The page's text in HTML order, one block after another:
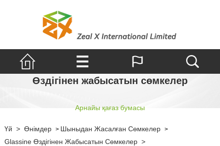
Өздігінен жабысатын сөмкелер
Арнайы қағаз бумасы
Үй > Өнімдер > Шыныдан Жасалған Сөмкелер >
Glassine Өздігінен Жабысатын Сөмкелер >